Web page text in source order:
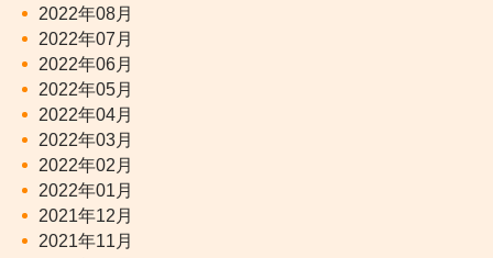
2022年08月
2022年07月
2022年06月
2022年05月
2022年04月
2022年03月
2022年02月
2022年01月
2021年12月
2021年11月